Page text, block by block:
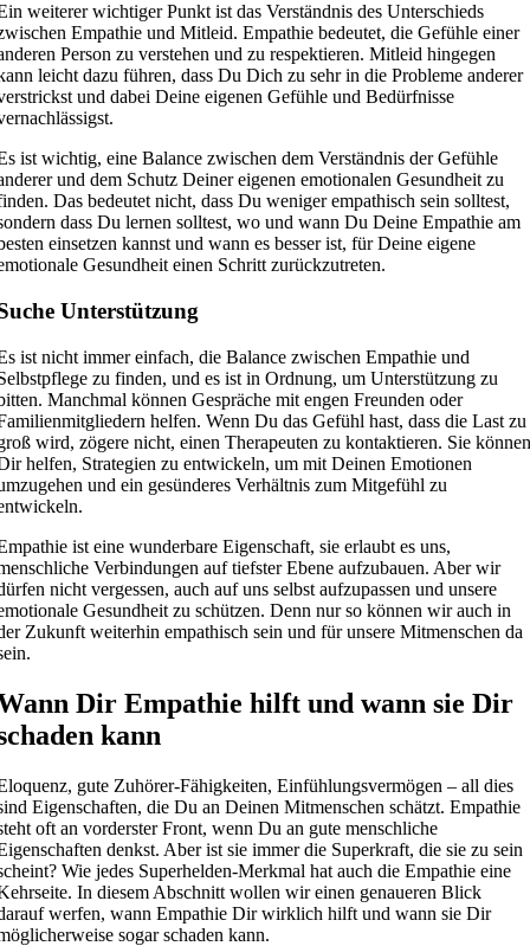
weiterer wichtiger Punkt ist das Verständnis des Unterschieds
Empathie und Mitleid. Empathie bedeutet, die Gefühle einer
Person zu verstehen und zu respektieren. Mitleid hingegen
leicht dazu führen, dass Du Dich zu sehr in die Probleme anderer
und dabei Deine eigenen Gefühle und Bedürfnisse
ist wichtig, eine Balance zwischen dem Verständnis der Gefühle
und dem Schutz Deiner eigenen emotionalen Gesundheit zu
Das bedeutet nicht, dass Du weniger empathisch sein solltest,
dass Du lernen solltest, wo und wann Du Deine Empathie am
einsetzen kannst und wann es besser ist, für Deine eigene
Gesundheit einen Schritt zurückzutreten.
Unterstützung
ist nicht immer einfach, die Balance zwischen Empathie und
zu finden, und es ist in Ordnung, um Unterstützung zu
Manchmal können Gespräche mit engen Freunden oder
helfen. Wenn Du das Gefühl hast, dass die Last zu
wird, zögere nicht, einen Therapeuten zu kontaktieren. Sie
helfen, Strategien zu entwickeln, um mit Deinen Emotionen
und ein gesünderes Verhältnis zum Mitgefühl zu
ist eine wunderbare Eigenschaft, sie erlaubt es uns,
Verbindungen auf tiefster Ebene aufzubauen. Aber wir
nicht vergessen, auch auf uns selbst aufzupassen und unsere
Gesundheit zu schützen. Denn nur so können wir auch in
Zukunft weiterhin empathisch sein und für unsere Mitmenschen da
Dir Empathie hilft und wann sie Dir
kann
gute Zuhörer-Fähigkeiten, Einfühlungsvermögen – all dies
Eigenschaften, die Du an Deinen Mitmenschen schätzt. Empathie
oft an vorderster Front, wenn Du an gute menschliche
denkst. Aber ist sie immer die Superkraft, die sie zu sein
Wie jedes Superhelden-Merkmal hat auch die Empathie eine
In diesem Abschnitt wollen wir einen genaueren Blick
werfen, wann Empathie Dir wirklich hilft und wann sie Dir
sogar schaden kann.